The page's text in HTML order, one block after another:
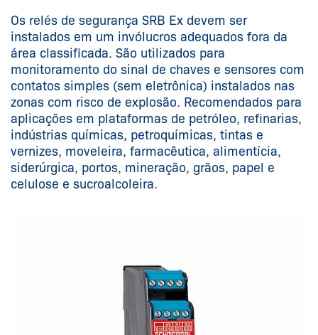
Os relés de segurança SRB Ex devem ser
instalados em um invólucros adequados fora da
área classificada. São utilizados para
monitoramento do sinal de chaves e sensores com
contatos simples (sem eletrônica) instalados nas
zonas com risco de explosão. Recomendados para
aplicações em plataformas de petróleo, refinarias,
indústrias químicas, petroquímicas, tintas e
vernizes, moveleira, farmacêutica, alimentícia,
siderúrgica, portos, mineração, grãos, papel e
celulose e sucroalcoleira.